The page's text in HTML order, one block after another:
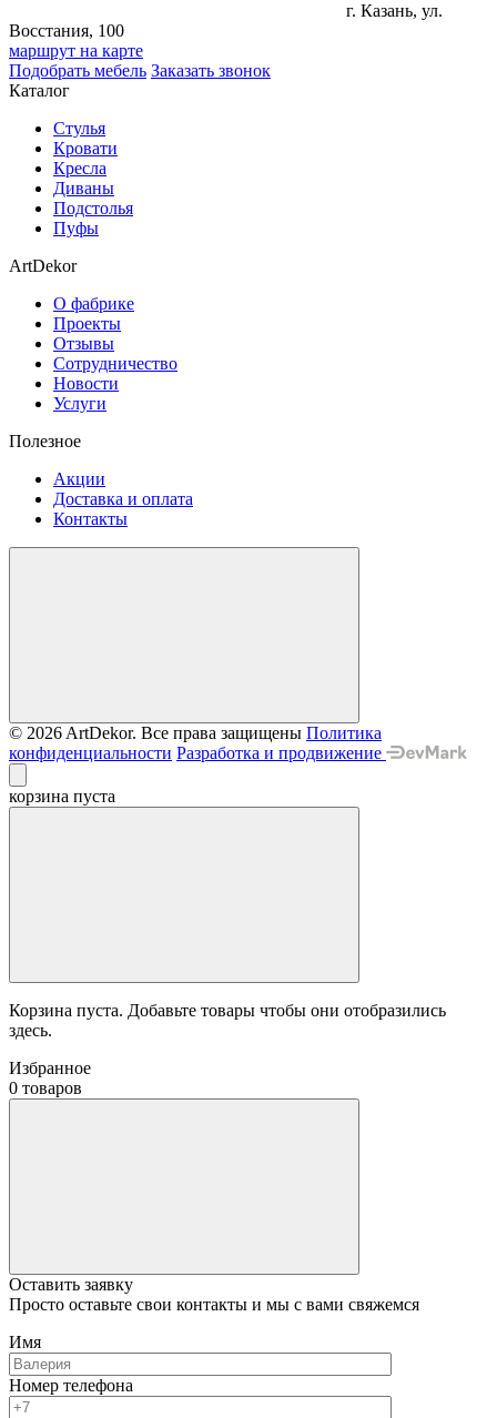
г. Казань, ул.
Восстания, 100
маршрут на карте
Подобрать мебель Заказать звонок
Каталог
Стулья
Кровати
Кресла
Диваны
Подстолья
Пуфы
ArtDekor
О фабрике
Проекты
Отзывы
Сотрудничество
Новости
Услуги
Полезное
Акции
Доставка и оплата
Контакты
© 2026 ArtDekor. Все права защищены Политика
конфиденциальности Разработка и продвижение
корзина пуста
Корзина пуста. Добавьте товары чтобы они отобразились
здесь.
Избранное
0 товаров
Оставить заявку
Просто оставьте свои контакты и мы с вами свяжемся
Имя
Номер телефона